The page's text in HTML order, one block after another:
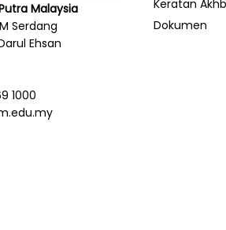
Malaysia
Serdang
Ehsan
1000
Keratan
Dokumen